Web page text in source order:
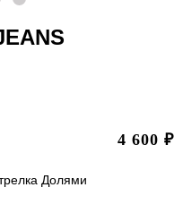
4 600 ₽